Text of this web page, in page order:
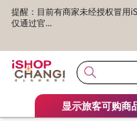
提醒：目前有商家未经授权冒用
仅通过官...
显示旅客可购商